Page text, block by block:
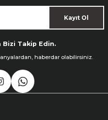
Kayıt Ol
Bizi Takip Edin.
haberdar olabilirsiniz.